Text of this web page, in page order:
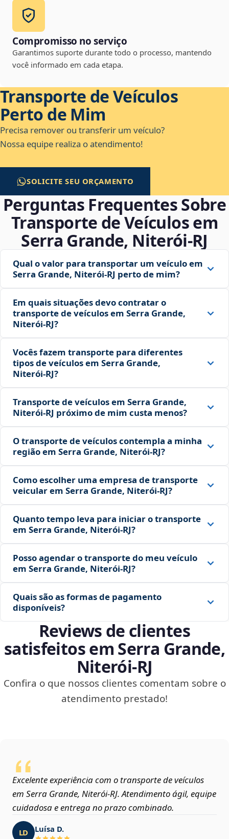
Compromisso no serviço
Garantimos suporte durante todo o processo, mantendo
você informado em cada etapa.
Transporte de Veículos
Perto de Mim
Precisa remover ou transferir um veículo?
Nossa equipe realiza o atendimento!
SOLICITE SEU ORÇAMENTO
Perguntas Frequentes Sobre
Transporte de Veículos em
Serra Grande, Niterói‑RJ
Qual o valor para transportar um veículo em
Serra Grande, Niterói‑RJ perto de mim?
Em quais situações devo contratar o
transporte de veículos em Serra Grande,
Niterói‑RJ?
Vocês fazem transporte para diferentes
tipos de veículos em Serra Grande,
Niterói‑RJ?
Transporte de veículos em Serra Grande,
Niterói‑RJ próximo de mim custa menos?
O transporte de veículos contempla a minha
região em Serra Grande, Niterói‑RJ?
Como escolher uma empresa de transporte
veicular em Serra Grande, Niterói‑RJ?
Quanto tempo leva para iniciar o transporte
em Serra Grande, Niterói‑RJ?
Posso agendar o transporte do meu veículo
em Serra Grande, Niterói‑RJ?
Quais são as formas de pagamento
disponíveis?
Reviews de clientes
satisfeitos em Serra Grande,
Niterói‑RJ
Confira o que nossos clientes comentam sobre o
atendimento prestado!
Excelente experiência com o transporte de veículos
em Serra Grande, Niterói‑RJ. Atendimento ágil, equipe
cuidadosa e entrega no prazo combinado.
LD Luísa D.